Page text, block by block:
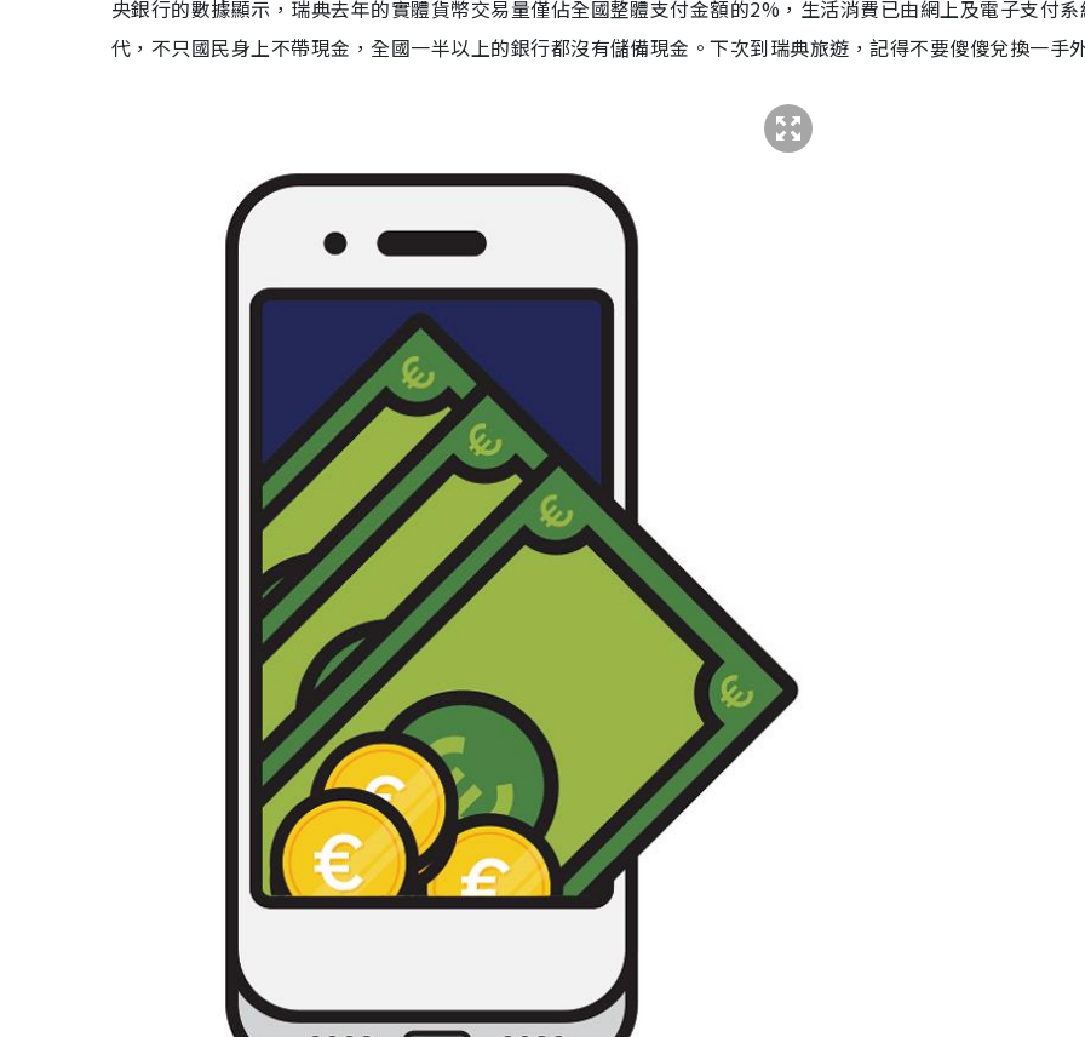
央銀行的數據顯示，瑞典去年的實體貨幣交易量僅佔全國整體支付金額的2% ，生活消費已由網上及電子支付
代，不只國民身上不帶現金，全國一半以上的銀行都沒有儲備現金。下次到瑞典旅遊，記得不要傻傻兌換一手